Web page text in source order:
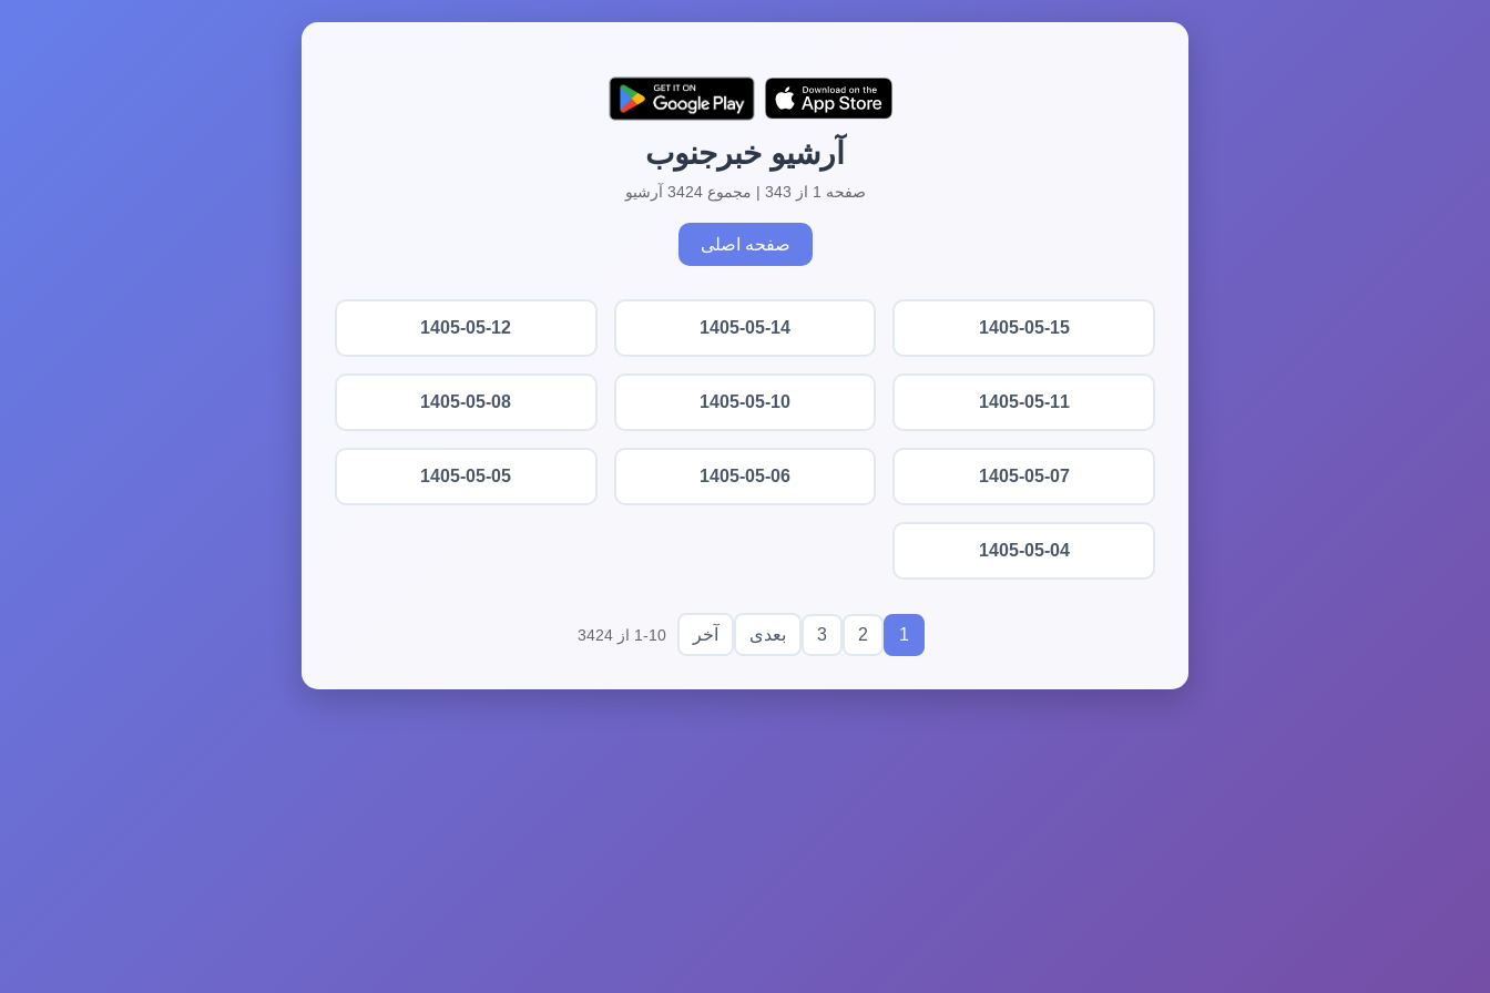
آرشیو خبرجنوب
صفحه 1 از 343 | مجموع 3424 آرشیو
صفحه اصلی
1405-05-15
1405-05-14
1405-05-12
1405-05-11
1405-05-10
1405-05-08
1405-05-07
1405-05-06
1405-05-05
1405-05-04
1
2
3 بعدی آخر 1-10 از 3424